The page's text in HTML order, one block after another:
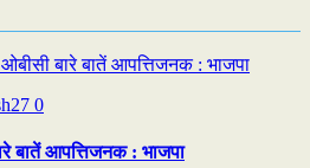
0
बातें आपत्तिजनक : भाजपा